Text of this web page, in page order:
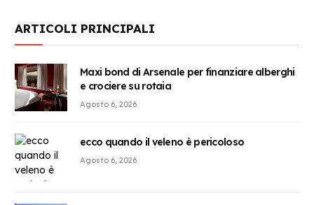
ARTICOLI PRINCIPALI
Maxi bond di Arsenale per finanziare alberghi
e crociere su rotaia
Agosto 6, 2026
ecco quando il veleno è pericoloso
Agosto 6, 2026